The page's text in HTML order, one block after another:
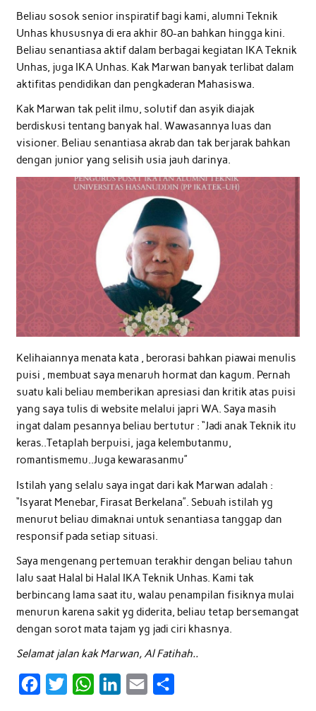
Beliau sosok senior inspiratif bagi kami, alumni Teknik
Unhas khususnya di era akhir 80-an bahkan hingga kini.
Beliau senantiasa aktif dalam berbagai kegiatan IKA Teknik
Unhas, juga IKA Unhas. Kak Marwan banyak terlibat dalam
aktifitas pendidikan dan pengkaderan Mahasiswa.
Kak Marwan tak pelit ilmu, solutif dan asyik diajak
berdiskusi tentang banyak hal. Wawasannya luas dan
visioner. Beliau senantiasa akrab dan tak berjarak bahkan
dengan junior yang selisih usia jauh darinya.
Kelihaiannya menata kata , berorasi bahkan piawai menulis
puisi , membuat saya menaruh hormat dan kagum. Pernah
suatu kali beliau memberikan apresiasi dan kritik atas puisi
yang saya tulis di website melalui japri WA. Saya masih
ingat dalam pesannya beliau bertutur : “Jadi anak Teknik itu
keras..Tetaplah berpuisi, jaga kelembutanmu,
romantismemu..Juga kewarasanmu”
Istilah yang selalu saya ingat dari kak Marwan adalah :
“Isyarat Menebar, Firasat Berkelana”. Sebuah istilah yg
menurut beliau dimaknai untuk senantiasa tanggap dan
responsif pada setiap situasi.
Saya mengenang pertemuan terakhir dengan beliau tahun
lalu saat Halal bi Halal IKA Teknik Unhas. Kami tak
berbincang lama saat itu, walau penampilan fisiknya mulai
menurun karena sakit yg diderita, beliau tetap bersemangat
dengan sorot mata tajam yg jadi ciri khasnya.
Selamat jalan kak Marwan, Al Fatihah..
W